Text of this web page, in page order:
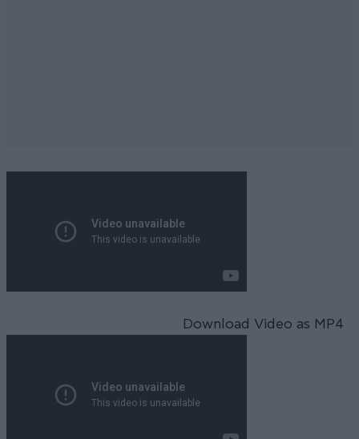
Download Video as MP4